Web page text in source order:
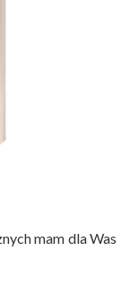
mam dla Was